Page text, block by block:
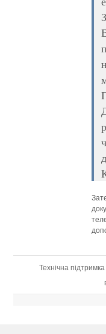
Технічна підтримка